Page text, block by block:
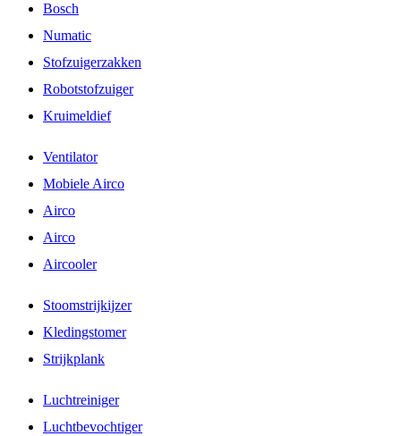
Bosch
Numatic
Stofzuigerzakken
Robotstofzuiger
Kruimeldief
Ventilator
Mobiele Airco
Airco
Airco
Aircooler
Stoomstrijkijzer
Kledingstomer
Strijkplank
Luchtreiniger
Luchtbevochtiger